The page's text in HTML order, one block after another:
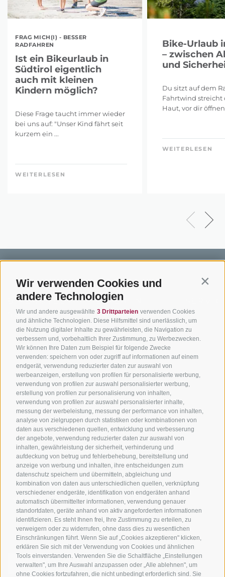
Wir verwenden Cookies und
andere Technologien
Wir und andere ausgewählte 3 Drittparteien verwenden Cookies
und ähnliche Technologien. Diese Hilfsmittel sind unerlässlich, um
die Nutzung digitaler Inhalte zu gewährleisten, die Navigation zu
verbessern und, vorbehaltlich Ihrer Zustimmung, zu Werbezwecken.
Wir können Ihre Daten zum Beispiel für folgende Zwecke
verwenden: speichern von oder zugriff auf informationen auf einem
endgerät, verwendung reduzierter daten zur auswahl von
werbeanzeigen, erstellung von profilen für personalisierte werbung,
verwendung von profilen zur auswahl personalisierter werbung,
erstellung von profilen zur personalisierung von inhalten,
verwendung von profilen zur auswahl personalisierter inhalte,
messung der werbeleistung, messung der performance von inhalten,
analyse von zielgruppen durch statistiken oder kombinationen von
daten aus verschiedenen quellen, entwicklung und verbesserung
der angebote, verwendung reduzierter daten zur auswahl von
inhalten, gewährleistung der sicherheit, verhinderung und
aufdeckung von betrug und fehlerbehebung, bereitstellung und
anzeige von werbung und inhalten, ihre entscheidungen zum
datenschutz speichern und übermitteln, abgleichung und
kombination von daten aus unterschiedlichen quellen, verknüpfung
verschiedener endgeräte, identifikation von endgeräten anhand
automatisch übermittelter informationen, verwendung genauer
standortdaten, geräte anhand von aktiv angeforderten informationen
identifizieren. Es steht Ihnen frei, Ihre Zustimmung zu erteilen, zu
verweigern oder zu widerrufen, ohne dass dies zu wesentlichen
Einschränkungen führt. Wenn Sie auf „Cookies akzeptieren" klicken,
erklären Sie sich mit der Verwendung von Cookies und ähnlichen
Tools einverstanden. Verwenden Sie die Schaltfläche „Einstellungen
verwalten", um Ihre Auswahl anzupassen oder „Alle ablehnen", um
ohne Cookies fortzufahren, die nicht unbedingt erforderlich sind. Sie
FRAG MICH(I) - BESSER
RADFAHREN
Ist ein Bikeurlaub in
Südtirol eigentlich
auch mit kleinen
Kindern möglich?
Diese Frage taucht immer wieder
bei uns auf: "Unser Kind fährt seit
kurzem ein ...
WEITERLESEN
Bike-Urlaub
– zwischen
und
Du sitzt auf dem
Fahrtwind streicht
Haut, vor dir öffnen
WEITERLESEN
BIKEHOTELS
SÜDTIROL
Hotels & Pakete
Urlaubspakete
Unsere Gutscheine
Hot Deals
Bike & Work
BIKEN IN
SÜDTIROL
Mountainbiken in
Südtirol
Rennradfahren in
Südtirol
Radwege in Südtirol
Bikeshops & Verleihe
Bike-Schulen
Tourenzentrale
Kontakt
Anreise
Zum
info@bikehotels.it
MELDE DICH ZU UNSEREM NEWSLETTER AN!